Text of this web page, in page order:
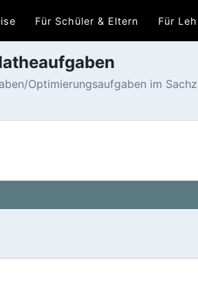
Für Schüler & Eltern Für
Optimierungsaufgaben im